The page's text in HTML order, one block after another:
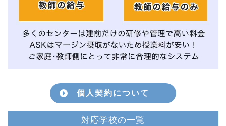
個人契約について
対応学校の一覧